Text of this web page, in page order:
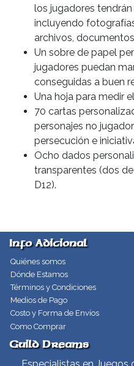
los jugadores
incluyendo
archivos,
Un sobre de papel
jugadores puedan
conseguidas a buen
Una hoja para medir
70 cartas
personajes no
persecución e
Ocho dados
transparentes (dos
D12).
Info Adicional
Quiénes somos
Dónde Estamos
Términos y Condiciones
Medios de Pago
Costo y Forma de Envíos
Como Comprar
Guild Dreams